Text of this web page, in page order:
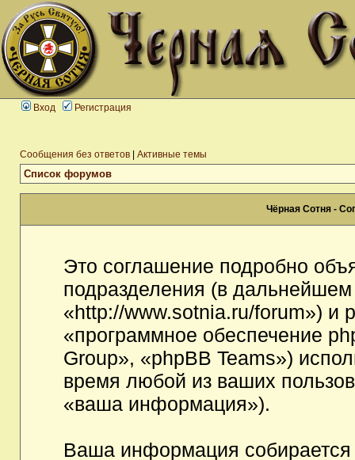
Вход Регистрация
Сообщения без ответов Активные темы
Список форумов
Чёрная Сотня -
Это соглашение подробно
подразделения (в
«http://www.sotnia.ru/forum») и
«программное обеспечение
Group», «phpBB Teams»)
время любой из ваших
«ваша информация»).
Ваша информация